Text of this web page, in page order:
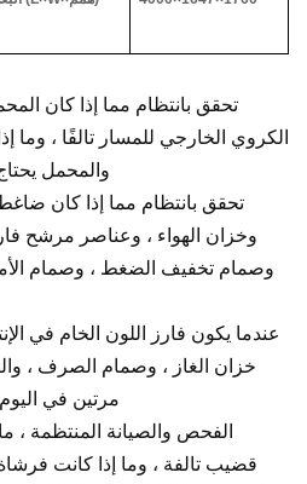
الكروي الخارجي للمسار تالفًا ،
والمحمل
وخزان الهواء ، وعناصر مرشح
وصمام تخفيف الضغط ، وصمام
خزان الغاز ، وصمام الصرف ،
مرتين في
قضيب تالفة ، وما إذا كانت